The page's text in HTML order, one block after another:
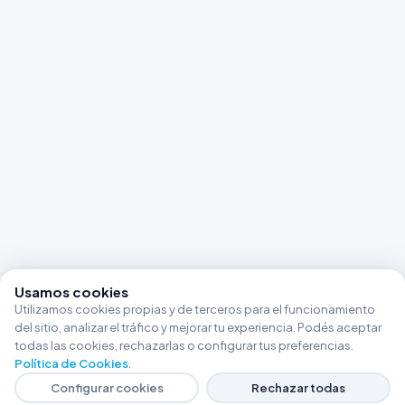
Usamos cookies
Utilizamos cookies propias y de terceros para el funcionamiento
del sitio, analizar el tráfico y mejorar tu experiencia. Podés aceptar
todas las cookies, rechazarlas o configurar tus preferencias.
Política de Cookies
Configurar cookies
Rechazar todas